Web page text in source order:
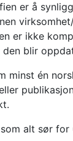
er å
er ikke
den blir
minst én
alt sør for